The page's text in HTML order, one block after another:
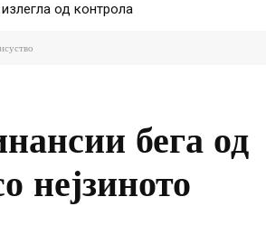
од контрола
почетокот на следниот месец
бега од
нејзиното